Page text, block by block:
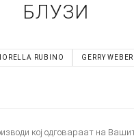
БЛУЗИ
RUBINO GERRY WEBER
кој одговараат на